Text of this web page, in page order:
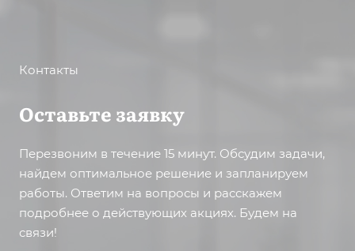
Контакты
Оставьте заявку
Перезвоним в течение 15 минут. Обсудим задачи,
найдем оптимальное решение и запланируем
работы. Ответим на вопросы и расскажем
подробнее о действующих акциях. Будем на
связи!